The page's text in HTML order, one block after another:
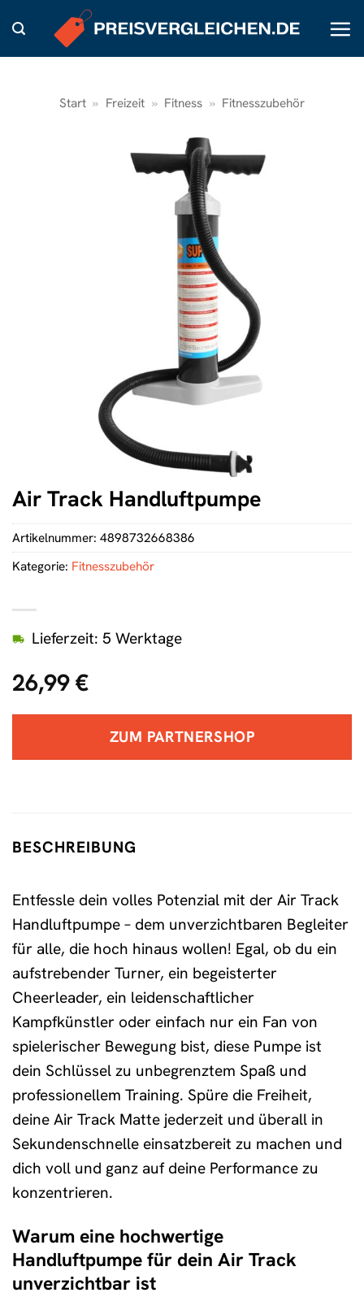
Inhalt
springen
Start » Freizeit » Fitness » Fitnesszubehör
Air Track Handluftpumpe
26,99€
Lieferzeit: 5 Werktage
ZUM PARTNERSHOP
Artikelnummer: 4898732668386
Kategorie: Fitnesszubehör
BESCHREIBUNG
Entfessle dein volles Potenzial mit der Air Track
Handluftpumpe – dem unverzichtbaren Begleiter
für alle, die hoch hinaus wollen! Egal, ob du ein
aufstrebender Turner, ein begeisterter
Cheerleader, ein leidenschaftlicher
Kampfkünstler oder einfach nur ein Fan von
spielerischer Bewegung bist, diese Pumpe ist
dein Schlüssel zu unbegrenztem Spaß und
professionellem Training. Spüre die Freiheit,
deine Air Track Matte jederzeit und überall in
Sekundenschnelle einsatzbereit zu machen und
dich voll und ganz auf deine Performance zu
konzentrieren.
Warum eine hochwertige
Handluftpumpe für dein Air Track
unverzichtbar ist